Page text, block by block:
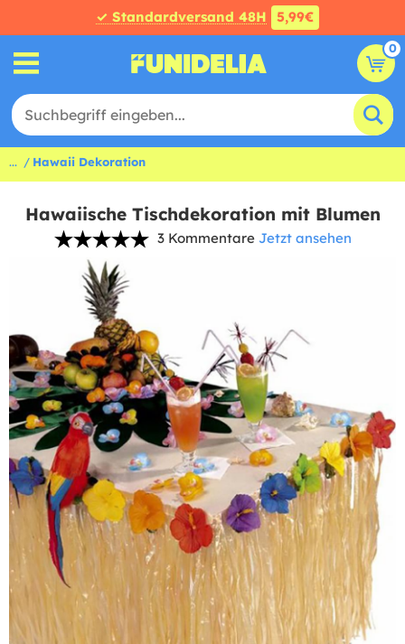
✓ Standardversand 48H 5,99€
0
... Hawaii Dekoration
Hawaiische Tischdekoration mit Blumen
3 Kommentare Jetzt ansehen